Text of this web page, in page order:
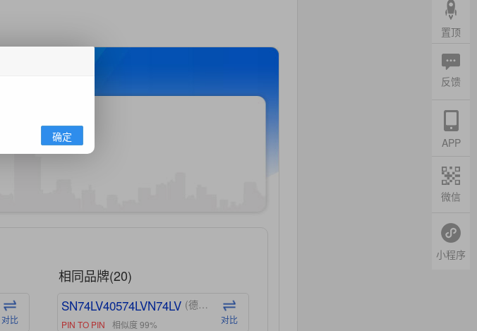
对比
相同品牌(20)
SN74LV40574LVN74LV (德州仪器-TI)
PIN TO PIN 相似度 99% 对比
置顶
反馈
APP
微信
小程序
确定